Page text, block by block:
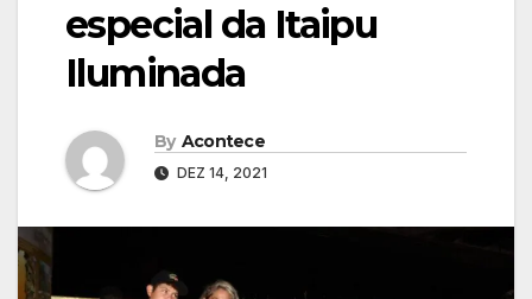
especial da Itaipu
Iluminada
By Acontece
DEZ 14, 2021